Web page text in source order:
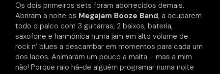
Os dois primeiros sets foram aborrecidos demais.
Abriram a noite os Megajam Booze Band, a ocuparem
todo o palco com 3 guitarras, 2 baixos, bateria,
saxofone e harmónica numa jam em alto volume de
rock n’ blues a descambar em momentos para cada um
dos lados. Animaram um pouco a malta – mas a mim
não! Porque raio há-de alguém programar numa noite